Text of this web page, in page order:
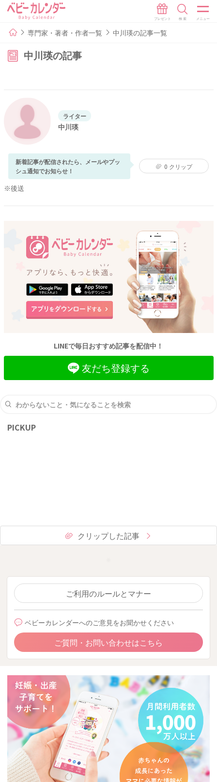
専門家・著者・作者一覧 中川瑛の記事一覧
中川瑛の記事
ライター
中川瑛
新着記事が配信されたら、メールやプッ
シュ通知でお知らせ！
0 クリップ
※後送
LINEで毎日おすすめ記事を配信中！
友だち登録する
PICKUP
クリップした記事
ご利用のルールとマナー
ベビーカレンダーへのご意見をお聞かせください
ご質問・お問い合わせはこちら